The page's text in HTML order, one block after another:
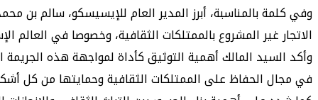
وفي كلمة بالمناسبة، أبرز المدير العام للإيسيسكو، سالم بن
الاتجار غير المشروع بالممتلكات الثقافية، وخصوصا في
وأكد السيد المالك أهمية التوثيق كأداة لمواجهة هذه
في مجال الحفاظ على الممتلكات الثقافية وحمايتها من كل